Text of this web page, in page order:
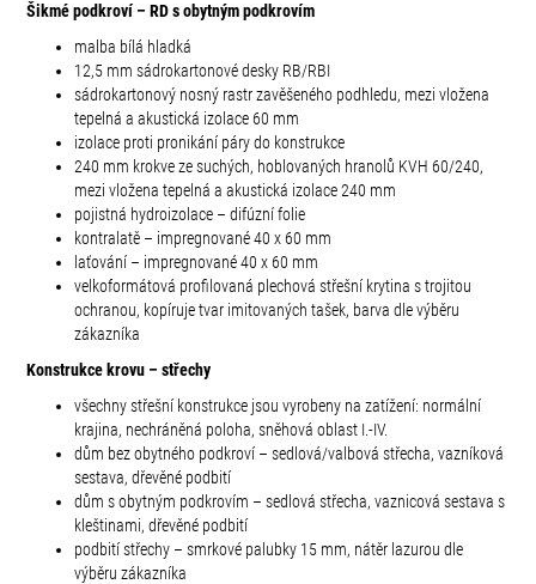
Šikmé podkroví – RD s obytným podkrovím
malba bílá hladká
12,5 mm sádrokartonové desky RB/RBI
sádrokartonový nosný rastr zavěšeného podhledu, mezi vložena
tepelná a akustická izolace 60 mm
izolace proti pronikání páry do konstrukce
240 mm krokve ze suchých, hoblovaných hranolů KVH 60/240,
mezi vložena tepelná a akustická izolace 240 mm
pojistná hydroizolace – difúzní folie
kontralatě – impregnované 40 x 60 mm
laťování – impregnované 40 x 60 mm
velkoformátová profilovaná plechová střešní krytina s trojitou
ochranou, kopíruje tvar imitovaných tašek, barva dle výběru
zákazníka
Konstrukce krovu – střechy
všechny střešní konstrukce jsou vyrobeny na zatížení: normální
krajina, nechráněná poloha, sněhová oblast I.-IV.
dům bez obytného podkroví – sedlová/valbová střecha, vazníková
sestava, dřevěné podbití
dům s obytným podkrovím – sedlová střecha, vaznicová sestava s
kleštinami, dřevěné podbití
podbití střechy – smrkové palubky 15 mm, nátěr lazurou dle
výběru zákazníka